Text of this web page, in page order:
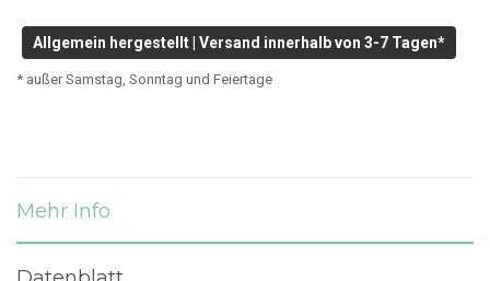
Allgemein hergestellt | Versand innerhalb von 3-7 Tagen*
* außer Samstag, Sonntag und Feiertage
Mehr Info